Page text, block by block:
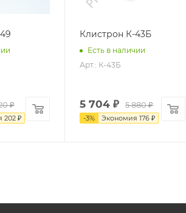
₽
202 ₽
Клистрон К-43Б
Есть в наличии
Арт.: К-43Б
5 704 ₽ 5 880₽
-3% Экономия 176 ₽